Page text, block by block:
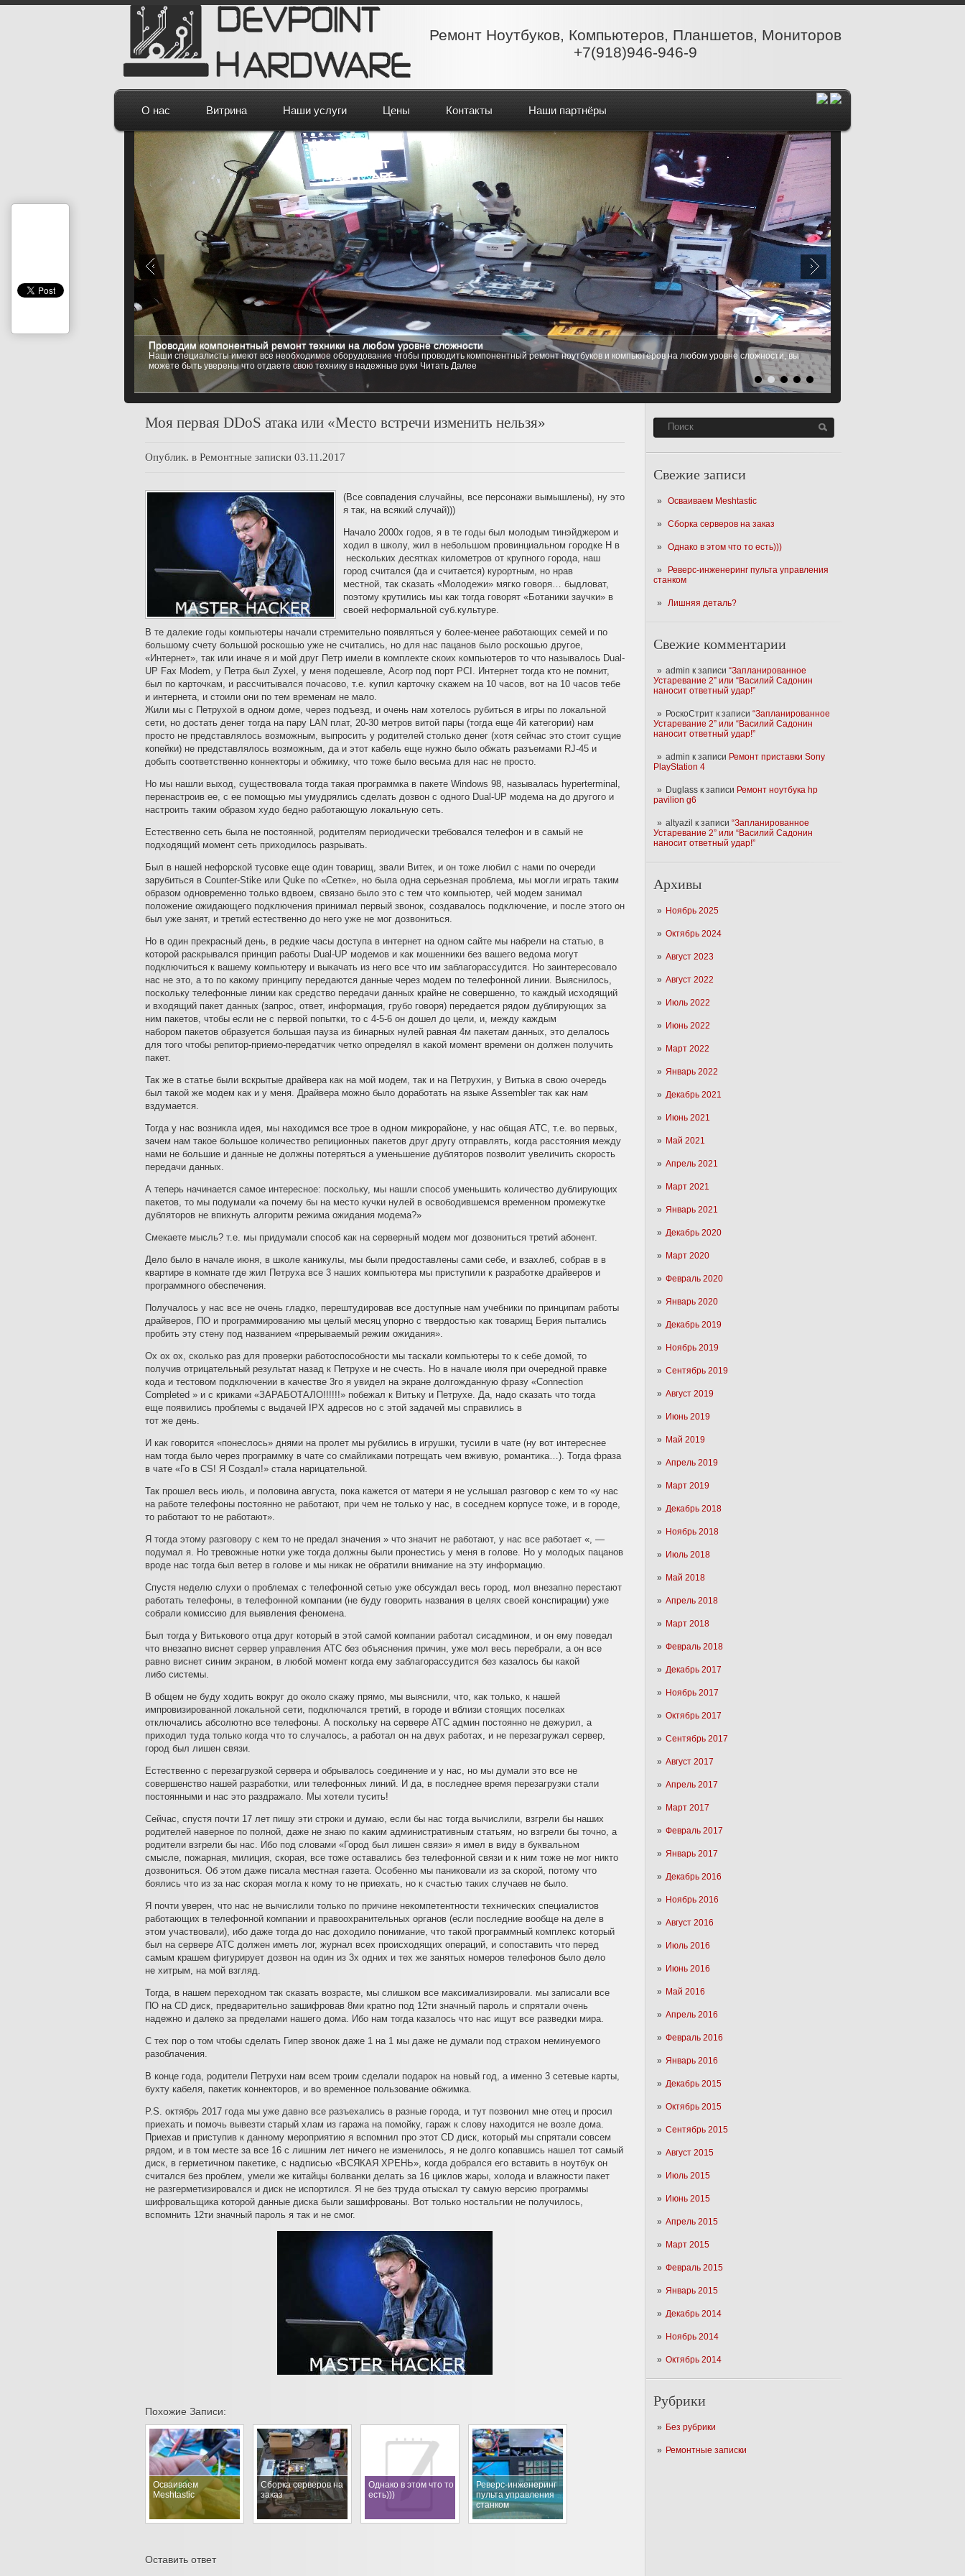
Ремонт Ноутбуков, Компьютеров, Планшетов, Мониторов
+7(918)946-946-9
О нас Витрина Наши услуги Цены Контакты Наши партнёры
Проводим компонентный ремонт техники на любом уровне сложности
Наши специалисты имеют все необходимое оборудование чтобы проводить компонентный ремонт ноутбуков и компьютеров на любом уровне сложности, вы
можете быть уверены что отдаете свою технику в надежные руки Читать Далее
Установка любой операционной системы
Мы имеем возможность установить на ваш компьютер практически любую операционную систему на ваш выбор, от любых Microsoft Windows XP, Windows 7,
Windows 8 (8.1), Windows 10, до самых изощренных Linux Red Hat, Ubuntu, Kubuntu, и даже любую из семейства Free BSDЧитать Далее
Свежие записи
Осваиваем Meshtastic
Сборка серверов на заказ
Однако в этом что то есть)))
Реверс-инженеринг пульта управления
станком
Лишняя деталь?
Свежие комментарии
admin к записи “Запланированное
Устаревание 2” или “Василий Садонин
наносит ответный удар!”
РоскоСтрит к записи “Запланированное
Устаревание 2” или “Василий Садонин
наносит ответный удар!”
admin к записи Ремонт приставки Sony
PlayStation 4
Duglass к записи Ремонт ноутбука hp
pavilion g6
altyazil к записи “Запланированное
Устаревание 2” или “Василий Садонин
наносит ответный удар!”
Архивы
Ноябрь 2025
Октябрь 2024
Август 2023
Август 2022
Июль 2022
Июнь 2022
Март 2022
Январь 2022
Декабрь 2021
Июнь 2021
Май 2021
Апрель 2021
Март 2021
Январь 2021
Декабрь 2020
Март 2020
Февраль 2020
Январь 2020
Декабрь 2019
Ноябрь 2019
Сентябрь 2019
Август 2019
Июнь 2019
Май 2019
Апрель 2019
Март 2019
Декабрь 2018
Ноябрь 2018
Июль 2018
Май 2018
Апрель 2018
Март 2018
Февраль 2018
Декабрь 2017
Ноябрь 2017
Октябрь 2017
Сентябрь 2017
Август 2017
Апрель 2017
Март 2017
Февраль 2017
Январь 2017
Декабрь 2016
Ноябрь 2016
Август 2016
Июль 2016
Июнь 2016
Май 2016
Апрель 2016
Февраль 2016
Январь 2016
Декабрь 2015
Октябрь 2015
Сентябрь 2015
Август 2015
Июль 2015
Июнь 2015
Апрель 2015
Март 2015
Февраль 2015
Январь 2015
Декабрь 2014
Ноябрь 2014
Октябрь 2014
Рубрики
Без рубрики
Ремонтные записки
Моя первая DDoS атака или «Место встречи изменить нельзя»
Опублик. в Ремонтные записки 03.11.2017
(Все совпадения случайны, все персонажи вымышлены), ну это
я так, на всякий случай)))
Начало 2000х годов, я в те годы был молодым тинэйджером и
ходил в школу, жил в небольшом провинциальном городке Н в
нескольких десятках километров от крупного города, наш
город считался (да и считается) курортным, но нрав
местной, так сказать «Молодежи» мягко говоря… быдловат,
поэтому крутились мы как тогда говорят «Ботаники заучки» в
своей неформальной суб.культуре.
В те далекие годы компьютеры начали стремительно появляться у более-менее работающих семей и по
большому счету большой роскошью уже не считались, но для нас пацанов было роскошью другое,
«Интернет», так или иначе я и мой друг Петр имели в комплекте скоих компьютеров то что называлось Dual-
UP Fax Modem, у Петра был Zyxel, у меня подешевле, Acorp под порт PCI. Интернет тогда кто не помнит,
был по карточкам, и рассчитывался почасово, т.е. купил карточку скажем на 10 часов, вот на 10 часов тебе
и интернета, и стоили они по тем временам не мало.
Жили мы с Петрухой в одном доме, через подъезд, и очень нам хотелось рубиться в игры по локальной
сети, но достать денег тогда на пару LAN плат, 20-30 метров витой пары (тогда еще 4й категории) нам
просто не представлялось возможным, выпросить у родителей столько денег (хотя сейчас это стоит сущие
копейки) не представлялось возможным, да и этот кабель еще нужно было обжать разъемами RJ-45 и
добыть соответственно коннекторы и обжимку, что тоже было весьма для нас не просто.
Но мы нашли выход, существовала тогда такая программка в пакете Windows 98, называлась hyperterminal,
перенастроив ее, с ее помощью мы умудрялись сделать дозвон с одного Dual-UP модема на до другого и
настроить таким образом худо бедно работающую локальную сеть.
Естественно сеть была не постоянной, родителям периодически требовался телефон и в самый не
подходящий момент сеть приходилось разрывать.
Был в нашей нефорской тусовке еще один товарищ, звали Витек, и он тоже любил с нами по очереди
зарубиться в Counter-Stike или Quke по «Сетке», но была одна серьезная проблема, мы могли играть таким
образом одновременно только вдвоем, связано было это с тем что компьютер, чей модем занимал
положение ожидающего подключения принимал первый звонок, создавалось подключение, и после этого он
был уже занят, и третий естественно до него уже не мог дозвониться.
Но в один прекрасный день, в редкие часы доступа в интернет на одном сайте мы набрели на статью, в
которой раскрывался принцип работы Dual-UP модемов и как мошенники без вашего ведома могут
подключиться к вашему компьютеру и выкачать из него все что им заблагорассудится. Но заинтересовало
нас не это, а то по какому принципу передаются данные через модем по телефонной линии. Выяснилось,
поскольку телефонные линии как средство передачи данных крайне не совершенно, то каждый исходящий
и входящий пакет данных (запрос, ответ, информация, грубо говоря) передается рядом дублирующих за
ним пакетов, чтобы если не с первой попытки, то с 4-5-6 он дошел до цели, и, между каждым
набором пакетов образуется большая пауза из бинарных нулей равная 4м пакетам данных, это делалось
для того чтобы репитор-приемо-передатчик четко определял в какой момент времени он должен получить
пакет.
Так же в статье были вскрытые драйвера как на мой модем, так и на Петрухин, у Витька в свою очередь
был такой же модем как и у меня. Драйвера можно было доработать на языке Assembler так как нам
вздумается.
Тогда у нас возникла идея, мы находимся все трое в одном микрорайоне, у нас общая АТС, т.е. во первых,
зачем нам такое большое количество репиционных пакетов друг другу отправлять, когда расстояния между
нами не большие и данные не должны потеряться а уменьшение дубляторов позволит увеличить скорость
передачи данных.
А теперь начинается самое интересное: поскольку, мы нашли способ уменьшить количество дублирующих
пакетов, то мы подумали «а почему бы на место кучки нулей в освободившемся временном промежутке
дубляторов не впихнуть алгоритм режима ожидания модема?»
Смекаете мысль? т.е. мы придумали способ как на серверный модем мог дозвониться третий абонент.
Дело было в начале июня, в школе каникулы, мы были предоставлены сами себе, и взахлеб, собрав в в
квартире в комнате где жил Петруха все 3 наших компьютера мы приступили к разработке драйверов и
программного обеспечения.
Получалось у нас все не очень гладко, перештудировав все доступные нам учебники по принципам работы
драйверов, ПО и программированию мы целый месяц упорно с твердостью как товарищ Берия пытались
пробить эту стену под названием «прерываемый режим ожидания».
Ох ох ох, сколько раз для проверки работоспособности мы таскали компьютеры то к себе домой, то
получив отрицательный результат назад к Петрухе и не счесть. Но в начале июля при очередной правке
кода и тестовом подключении в качестве 3го я увидел на экране долгожданную фразу «Connection
Completed » и с криками «ЗАРАБОТАЛО!!!!!!» побежал к Витьку и Петрухе. Да, надо сказать что тогда
еще появились проблемы с выдачей IPX адресов но с этой задачей мы справились в
тот же день.
И как говорится «понеслось» днями на пролет мы рубились в игрушки, тусили в чате (ну вот интереснее
нам тогда было через программку в чате со смайликами потрещать чем вживую, романтика…). Тогда фраза
в чате «Го в CS! Я Создал!» стала нарицательной.
Так прошел весь июль, и половина августа, пока кажется от матери я не услышал разговор с кем то «у нас
на работе телефоны постоянно не работают, при чем не только у нас, в соседнем корпусе тоже, и в городе,
то работают то не работают».
Я тогда этому разговору с кем то не предал значения » что значит не работают, у нас все работает «, —
подумал я. Но тревожные нотки уже тогда должны были пронестись у меня в голове. Но у молодых пацанов
вроде нас тогда был ветер в голове и мы никак не обратили внимание на эту информацию.
Спустя неделю слухи о проблемах с телефонной сетью уже обсуждал весь город, мол внезапно перестают
работать телефоны, в телефонной компании (не буду говорить названия в целях своей конспирации) уже
собрали комиссию для выявления феномена.
Был тогда у Витькового отца друг который в этой самой компании работал сисадмином, и он ему поведал
что внезапно виснет сервер управления АТС без объяснения причин, уже мол весь перебрали, а он все
равно виснет синим экраном, в любой момент когда ему заблагорассудится без казалось бы какой
либо системы.
В общем не буду ходить вокруг до около скажу прямо, мы выяснили, что, как только, к нашей
импровизированной локальной сети, подключался третий, в городе и вблизи стоящих поселках
отключались абсолютно все телефоны. А поскольку на сервере АТС админ постоянно не дежурил, а
приходил туда только когда что то случалось, а работал он на двух работах, и не перезагружал сервер,
город был лишен связи.
Естественно с перезагрузкой сервера и обрывалось соединение и у нас, но мы думали это все не
совершенство нашей разработки, или телефонных линий. И да, в последнее время перезагрузки стали
постоянными и нас это раздражало. Мы хотели тусить!
Сейчас, спустя почти 17 лет пишу эти строки и думаю, если бы нас тогда вычислили, взгрели бы наших
родителей наверное по полной, даже не знаю по каким административным статьям, но взгрели бы точно, а
родители взгрели бы нас. Ибо под словами «Город был лишен связи» я имел в виду в буквальном
смысле, пожарная, милиция, скорая, все тоже оставались без телефонной связи и к ним тоже не мог никто
дозвониться. Об этом даже писала местная газета. Особенно мы паниковали из за скорой, потому что
боялись что из за нас скорая могла к кому то не приехать, но к счастью таких случаев не было.
Я почти уверен, что нас не вычислили только по причине некомпетентности технических специалистов
работающих в телефонной компании и правоохранительных органов (если последние вообще на деле в
этом участвовали), ибо даже тогда до нас доходило понимание, что такой программный комплекс который
был на сервере АТС должен иметь лог, журнал всех происходящих операций, и сопоставить что перед
самым крашем фигурирует дозвон на один из 3х одних и тех же занятых номеров телефонов было дело
не хитрым, на мой взгляд.
Тогда, в нашем переходном так сказать возрасте, мы слишком все максимализировали. мы записали все
ПО на CD диск, предварительно зашифровав 8ми кратно под 12ти значный пароль и спрятали очень
надежно и далеко за пределами нашего дома. Ибо нам тогда казалось что нас ищут все разведки мира.
С тех пор о том чтобы сделать Гипер звонок даже 1 на 1 мы даже не думали под страхом неминуемого
разоблачения.
В конце года, родители Петрухи нам всем троим сделали подарок на новый год, а именно 3 сетевые карты,
бухту кабеля, пакетик коннекторов, и во временное пользование обжимка.
P.S. октябрь 2017 года мы уже давно все разъехались в разные города, и тут позвонил мне отец и просил
приехать и помочь вывезти старый хлам из гаража на помойку, гараж к слову находится не возле дома.
Приехав и приступив к данному мероприятию я вспомнил про этот CD диск, который мы спрятали совсем
рядом, и в том месте за все 16 с лишним лет ничего не изменилось, я не долго копавшись нашел тот самый
диск, в герметичном пакетике, с надписью «ВСЯКАЯ ХРЕНЬ», когда добрался его вставить в ноутбук он
считался без проблем, умели же китайцы болванки делать за 16 циклов жары, холода и влажности пакет
не разгерметизировался и диск не испортился. Я не без труда отыскал ту самую версию программы
шифровальщика которой данные диска были зашифрованы. Вот только ностальгии не получилось,
вспомнить 12ти значный пароль я так и не смог.
Похожие Записи:
Осваиваем
Meshtastic
Сборка серверов на
заказ
Однако в этом что то
есть)))
Реверс-инженеринг
пульта управления
станком
Оставить ответ